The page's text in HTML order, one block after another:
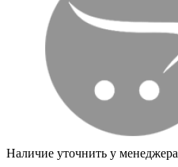
Наличие уточнить у менеджера